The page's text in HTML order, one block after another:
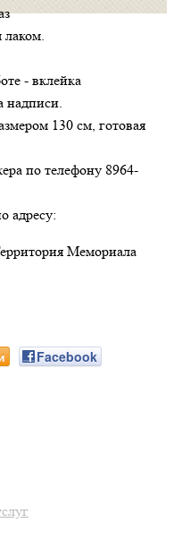
- вклейка
надписи.
130 см, готовая
по телефону 8964-
адресу:
Мемориала
Facebook